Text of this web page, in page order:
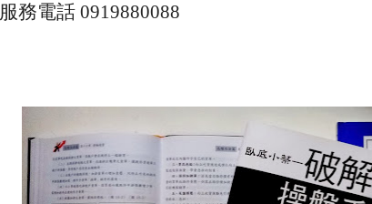
服務電話 0919880088